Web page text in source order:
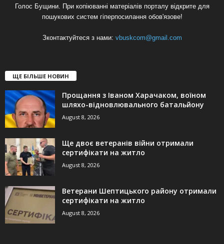
Голос Бущини. При копіюванні матеріалів порталу відкрите для
пошукових систем гіперпосилання обов'язове!
Зконтактуйтеся з нами: vbuskcom@gmail.com
ЩЕ БІЛЬШЕ НОВИН
Прощання з Іваном Харачаком, воїном
шляхо-відновлювального батальйону
August 8, 2026
Ще двоє ветеранів війни отримали
сертифікати на житло
August 8, 2026
Ветерани Шептицького району отримали
сертифікати на житло
August 8, 2026